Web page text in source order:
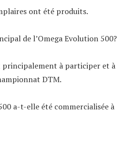
ont été produits.
de l’Omega Evolution 500?
principalement à participer et à
DTM.
a-t-elle été commercialisée à